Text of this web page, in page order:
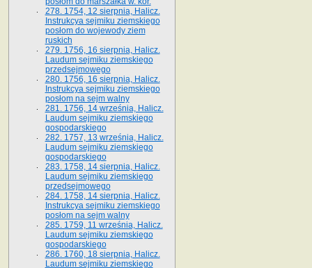
278. 1754, 12 sierpnia, Halicz.
Instrukcya sejmiku ziemskiego
posłom do wojewody ziem
ruskich
279. 1756, 16 sierpnia, Halicz.
Laudum sejmiku ziemskiego
przedsejmowego
280. 1756, 16 sierpnia, Halicz.
Instrukcya sejmiku ziemskiego
posłom na sejm walny
281. 1756, 14 września, Halicz.
Laudum sejmiku ziemskiego
gospodarskiego
282. 1757, 13 września, Halicz.
Laudum sejmiku ziemskiego
gospodarskiego
283. 1758, 14 sierpnia, Halicz.
Laudum sejmiku ziemskiego
przedsejmowego
284. 1758, 14 sierpnia, Halicz.
Instrukcya sejmiku ziemskiego
posłom na sejm walny
285. 1759, 11 września, Halicz.
Laudum sejmiku ziemskiego
gospodarskiego
286. 1760, 18 sierpnia, Halicz.
Laudum sejmiku ziemskiego